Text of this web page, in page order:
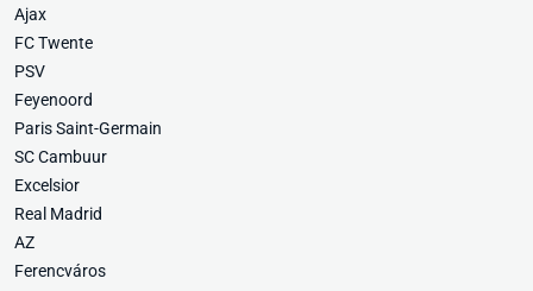
Ajax
FC Twente
PSV
Feyenoord
Paris Saint-Germain
SC Cambuur
Excelsior
Real Madrid
AZ
Ferencváros